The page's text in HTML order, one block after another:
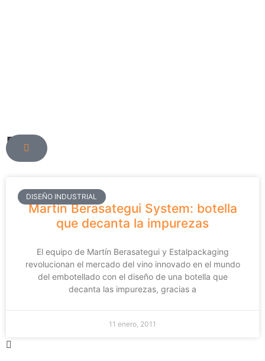
Blog
DISEÑO INDUSTRIAL
Martín Berasategui System: botella
que decanta la impurezas
El equipo de Martín Berasategui y Estalpackaging
revolucionan el mercado del vino innovado en el mundo
del embotellado con el diseño de una botella que
decanta las impurezas, gracias a
11 enero, 2011